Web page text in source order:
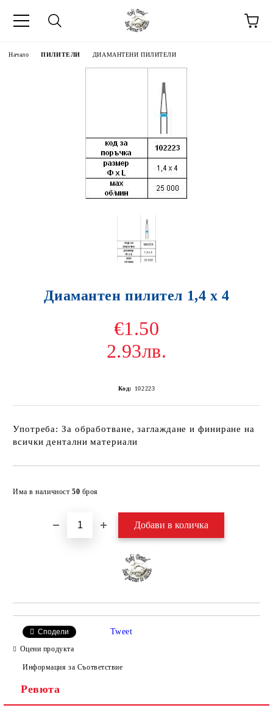
Начало ПИЛИТЕЛИ ДИАМАНТЕНИ ПИЛИТЕЛИ
Диамантен пилител 1,4 х 4
€1.50
2.93лв.
Код: 102223
Употреба: За обработване, заглаждане и финиране на
всички дентални материали
Има в наличност 50 броя
Сподели Tweet
Оцени продукта
Информация за Съответствие
Ревюта